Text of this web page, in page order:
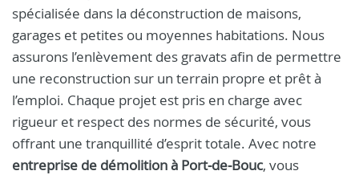
spécialisée dans la déconstruction de maisons,
garages et petites ou moyennes habitations. Nous
assurons l’enlèvement des gravats afin de permettre
une reconstruction sur un terrain propre et prêt à
l’emploi. Chaque projet est pris en charge avec
rigueur et respect des normes de sécurité, vous
offrant une tranquillité d’esprit totale. Avec notre
entreprise de démolition à Port‑de‑Bouc, vous